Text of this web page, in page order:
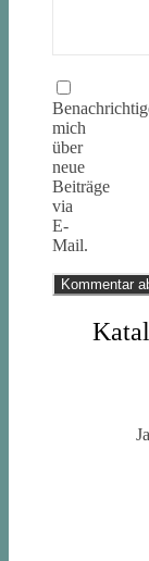
mich
über
neue
Beiträge
via
E-
Mail.